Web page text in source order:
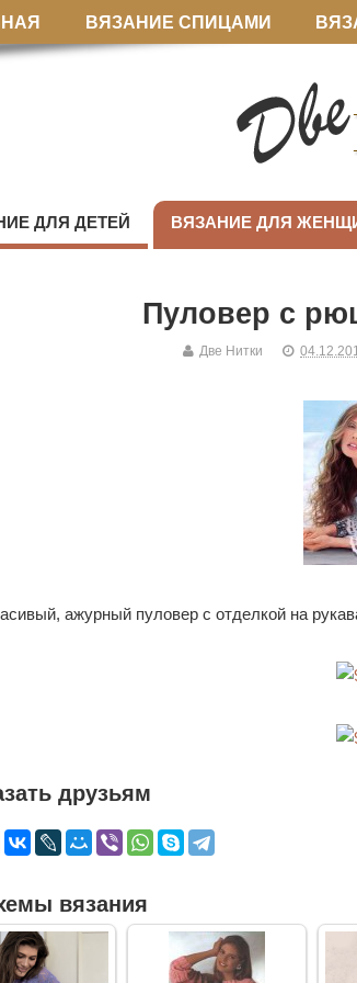
ВЯЗАНИЕ СПИЦАМИ
ДЛЯ ДЕТЕЙ ВЯЗАНИЕ ДЛЯ
Пуловер с
Две Нитки
ажурный пуловер с отделкой на
друзьям
вязания